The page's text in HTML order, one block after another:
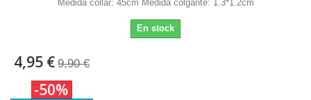
Medida collar: 45cm Medida colgante: 1.3*1.2cm
En stock
4,95 € 9,90 €
-50%